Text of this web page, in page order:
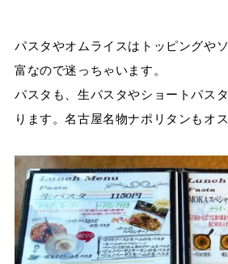
パスタやオムライスはトッピングや
富なので迷っちゃいます。
パスタも、生パスタやショートパス
ります。名古屋名物ナポリタンもオ